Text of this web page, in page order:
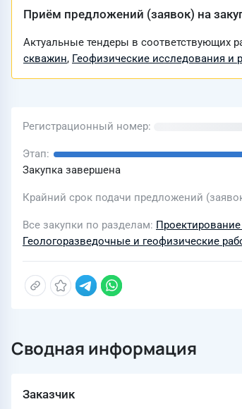
Приём предложений (заявок) на
Актуальные тендеры в соответствующих
скважин, Геофизические исследования и
Регистрационный номер
Этап
Закупка завершена
Крайний срок подачи предложений
Все закупки по разделам
Геологоразведочные и геофизические
Сводная информация
Заказчик